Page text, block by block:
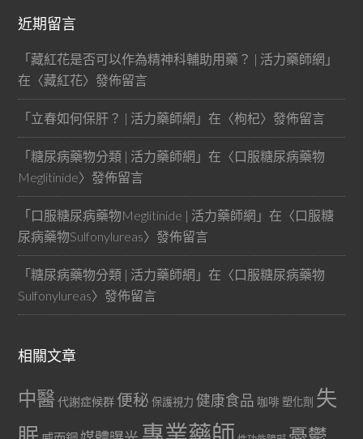
近期留言
「藏紅花是否可以作為精神科輔助用藥？ | 活力藥師網 」
在〈藏紅花〉發佈留言
「立春如何保肝？ | 活力藥師網 」在〈枸杞〉發佈留言
「糖尿病藥物分類 | 活力藥師網 」在〈口服糖尿病藥物
Meglitinide〉發佈留言
「口服糖尿病藥物Meglitinide | 活力藥師網 」在〈口服糖
尿病藥物Sulfonylureas〉發佈留言
「糖尿病藥物分類 | 活力藥師網 」在〈口服糖尿病藥物
Sulfonylureas〉發佈留言
相關文章
中醫代謝症候群 便秘 保護視力 健康食品 咖啡 塑化劑 失